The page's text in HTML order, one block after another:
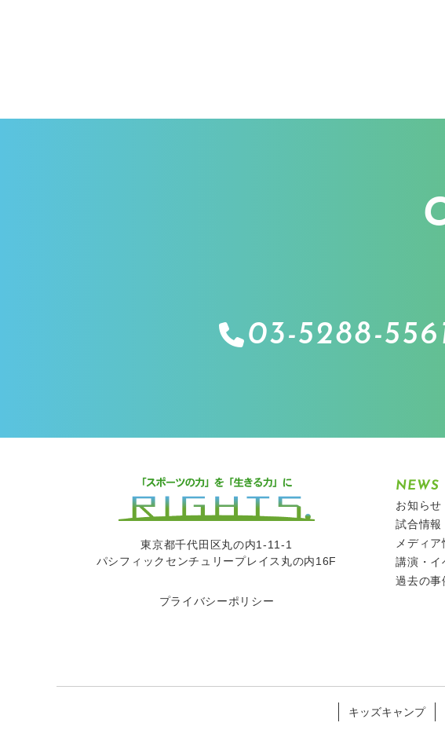
03-5288-
東京都千代田区丸の内1-11-1
パシフィックセンチュリープレイス丸の内16F
プライバシーポリシー
NEWS
お知らせ
試合情報
メディア
講演・イ
過去の事
キッズキャンプ